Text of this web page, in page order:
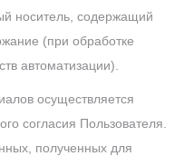
носитель, содержащий
(при обработке
автоматизации).
осуществляется
согласия Пользователя.
полученных для